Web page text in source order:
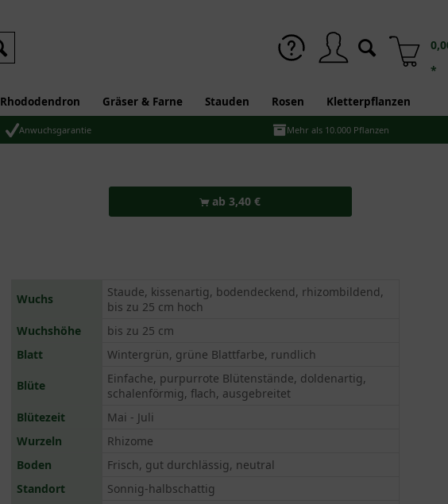
*
Rhododendron Gräser & Farne Stauden Rosen Kletterpflanzen
Anwuchsgarantie Mehr als 10.000 Pflanzen
ab 3,40 €
Wuchs
Staude, kissenartig, bodendeckend, rhizombildend,
bis zu 25 cm hoch
Wuchshöhe
bis zu 25 cm
Blatt
Wintergrün, grüne Blattfarbe, rundlich
Blüte
Einfache, purpurrote Blütenstände, doldenartig,
schalenförmig, flach, ausgebreitet
Blütezeit
Mai - Juli
Wurzeln
Rhizome
Boden
Frisch, gut durchlässig, neutral
Standort
Sonnig-halbschattig